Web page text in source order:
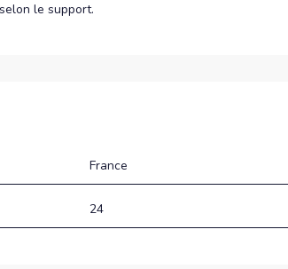
le support.
France
24